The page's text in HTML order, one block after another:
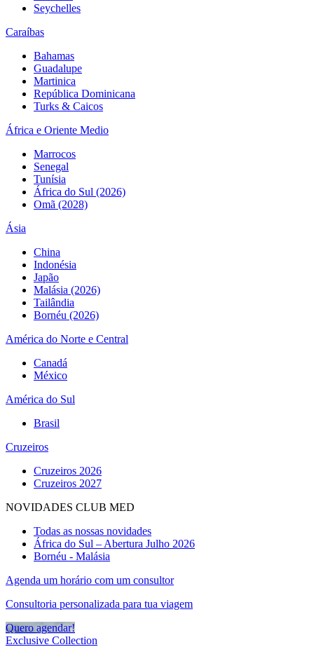
Seychelles
Caraíbas
Bahamas
Guadalupe
Martinica
República Dominicana
Turks & Caicos
África e Oriente Medio
Marrocos
Senegal
Tunísia
África do Sul (2026)
Omã (2028)
Ásia
China
Indonésia
Japão
Malásia (2026)
Tailândia
Bornéu (2026)
América do Norte e Central
Canadá
México
América do Sul
Brasil
Cruzeiros
Cruzeiros 2026
Cruzeiros 2027
NOVIDADES CLUB MED
Todas as nossas novidades
África do Sul – Abertura Julho 2026
Bornéu - Malásia
Agenda um horário com um consultor
Consultoria personalizada para tua viagem
Quero agendar!
Exclusive Collection